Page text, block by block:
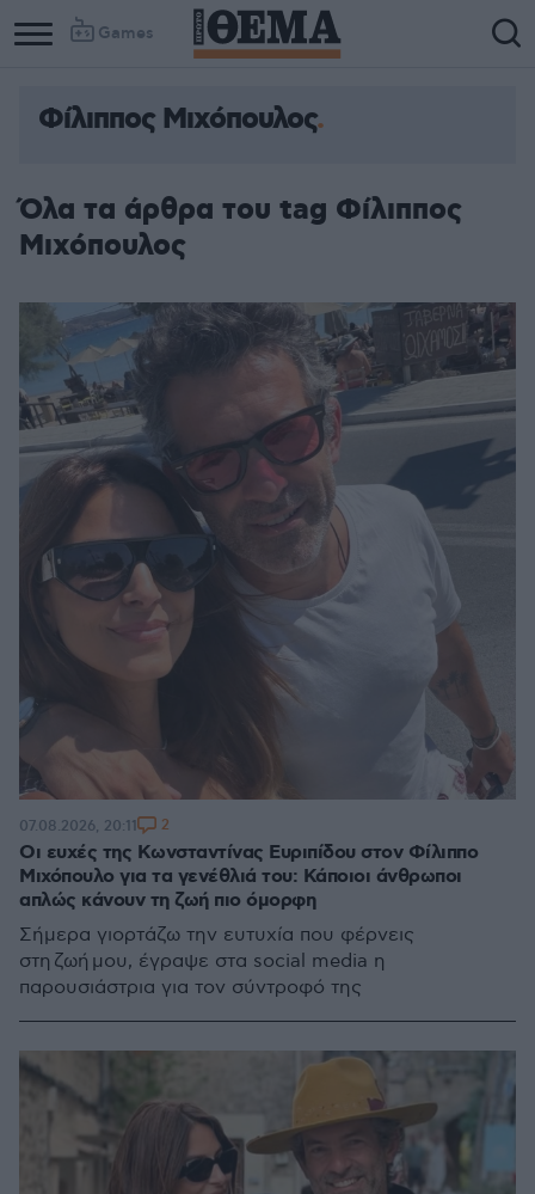
Games
Φίλιππος Μιχόπουλος
Όλα τα άρθρα του tag Φίλιππος
Μιχόπουλος
Οι ευχές της Κωνσταντίνας Ευριπίδου στον Φίλιππο
Μιχόπουλο για τα γενέθλιά του: Κάποιοι άνθρωποι
απλώς κάνουν τη ζωή πιο όμορφη
Σήμερα γιορτάζω την ευτυχία που φέρνεις
στη ζωή μου, έγραψε στα social media η
παρουσιάστρια για τον σύντροφό της
07.08.2026, 20:11 2